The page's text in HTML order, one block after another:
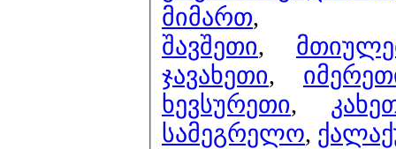
მიმართ,
შავშეთი,
ჯავახეთი,
ხევსურეთი,
სამეგრელო,